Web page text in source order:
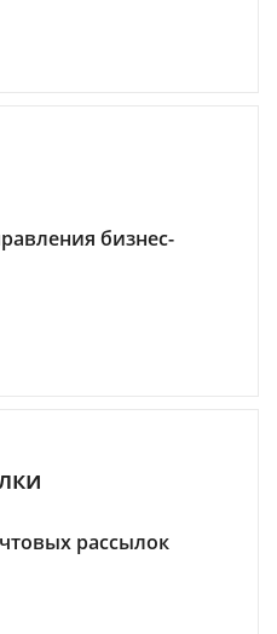
бизнес-
рассылок